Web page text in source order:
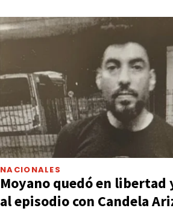
NACIONALES
Moyano quedó en libertad
al episodio con Candela